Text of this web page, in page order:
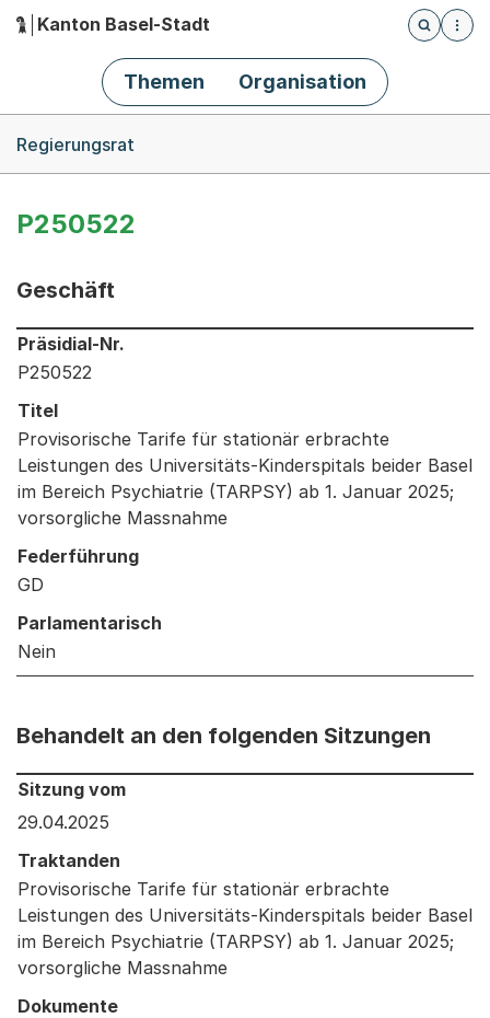
Hauptnavigation
Kanton Basel-Stadt
Öffnet
Themen Organisation
Regierungsrat
P250522
Geschäft
Informationen zum Ausgewählten Geschäft
Präsidial-Nr.
P250522
Titel
Provisorische Tarife für stationär erbrachte
Leistungen des Universitäts-Kinderspitals beider Basel
im Bereich Psychiatrie (TARPSY) ab 1. Januar 2025;
vorsorgliche Massnahme
Federführung
GD
Parlamentarisch
Nein
Behandelt an den folgenden Sitzungen
Behandelt an den folgenden Sitzungen: Informationen
Sitzung vom
29.04.2025
Traktanden
Provisorische Tarife für stationär erbrachte
Leistungen des Universitäts-Kinderspitals beider Basel
im Bereich Psychiatrie (TARPSY) ab 1. Januar 2025;
vorsorgliche Massnahme
Dokumente